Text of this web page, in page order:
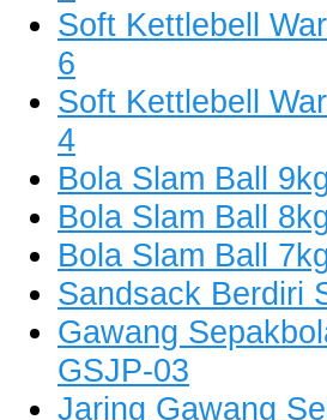
Soft Kettlebell
6
Soft Kettlebell
4
Bola Slam Ball
Bola Slam Ball
Bola Slam Ball
Sandsack Berdiri
Gawang
GSJP-03
Jaring Gawang